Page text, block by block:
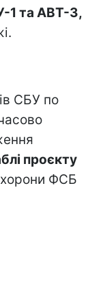
1 та АВТ-3,
СБУ по
проєкту
ФСБ